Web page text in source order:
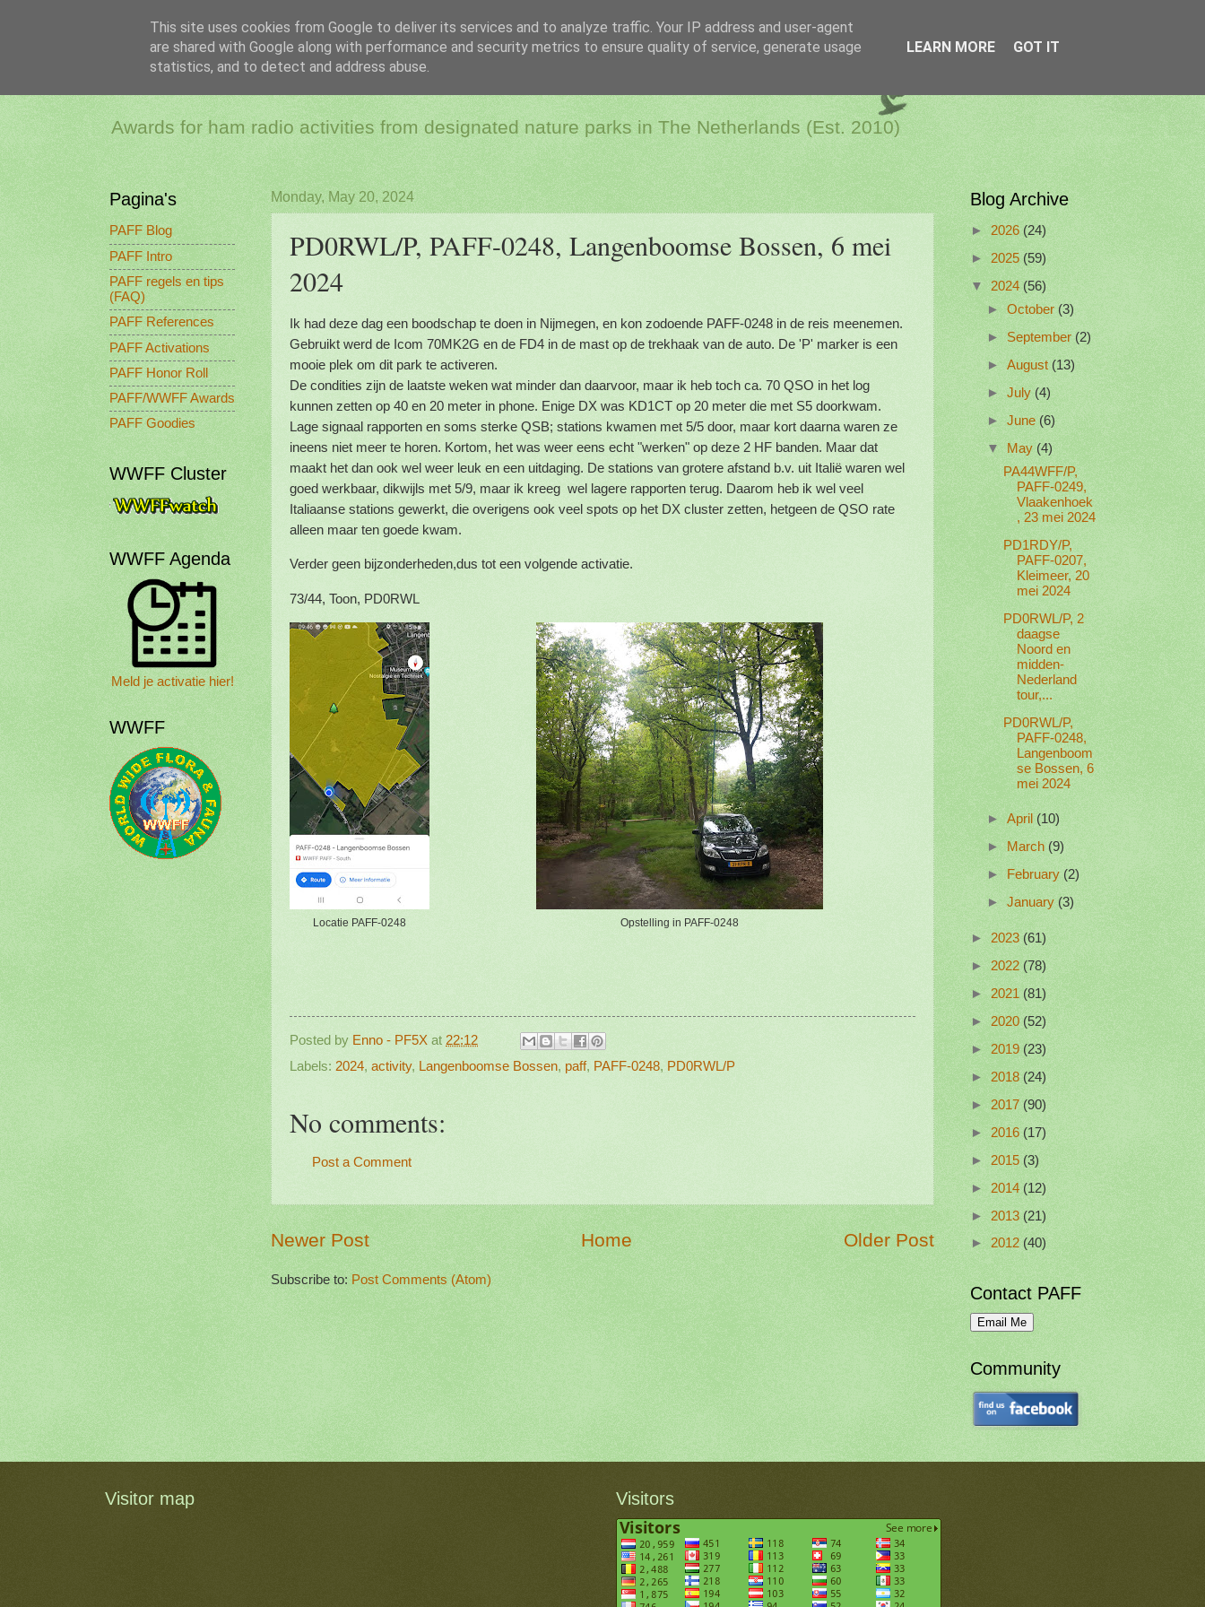
PAFF - Ham Radio & Flora and Fauna Netherlands
Awards for ham radio activities from designated nature parks in The Netherlands (Est. 2010)
Monday, May 20, 2024
PD0RWL/P, PAFF-0248, Langenboomse Bossen, 6 mei
2024
Ik had deze dag een boodschap te doen in Nijmegen, en kon zodoende PAFF-0248 in de reis meenemen.
Gebruikt werd de Icom 70MK2G en de FD4 in de mast op de trekhaak van de auto. De 'P' marker is een
mooie plek om dit park te activeren.
De condities zijn de laatste weken wat minder dan daarvoor, maar ik heb toch ca. 70 QSO in het log
kunnen zetten op 40 en 20 meter in phone. Enige DX was KD1CT op 20 meter die met S5 doorkwam.
Lage signaal rapporten en soms sterke QSB; stations kwamen met 5/5 door, maar kort daarna waren ze
ineens niet meer te horen. Kortom, het was weer eens echt "werken" op deze 2 HF banden. Maar dat
maakt het dan ook wel weer leuk en een uitdaging. De stations van grotere afstand b.v. uit Italië waren wel
goed werkbaar, dikwijls met 5/9, maar ik kreeg wel lagere rapporten terug. Daarom heb ik wel veel
Italiaanse stations gewerkt, die overigens ook veel spots op het DX cluster zetten, hetgeen de QSO rate
alleen maar ten goede kwam.
Verder geen bijzonderheden,dus tot een volgende activatie.
73/44, Toon, PD0RWL
Locatie PAFF-0248 Opstelling in PAFF-0248
Posted by Enno - PF5X at 22:12
Labels: 2024, activity, Langenboomse Bossen, paff, PAFF-0248, PD0RWL/P
No comments:
Post a Comment
Newer Post Older Post
Home
Subscribe to: Post Comments (Atom)
Pagina's
PAFF Blog
PAFF Intro
PAFF regels en tips
(FAQ)
PAFF References
PAFF Activations
PAFF Honor Roll
PAFF/WWFF Awards
PAFF Goodies
WWFF Cluster
WWFF Agenda
Meld je activatie hier!
WWFF
Blog Archive
► 2026 (24)
► 2025 (59)
▼ 2024 (56)
► October (3)
► September (2)
► August (13)
► July (4)
► June (6)
▼
May (4)
PA44WFF/P,
PAFF-0249,
Vlaakenhoek
, 23 mei 2024
PD1RDY/P,
PAFF-0207,
Kleimeer, 20
mei 2024
PD0RWL/P, 2
daagse
Noord en
midden-
Nederland
tour,...
PD0RWL/P,
PAFF-0248,
Langenboom
se Bossen, 6
mei 2024
► April (10)
►
March (9)
►
February (2)
► January (3)
► 2023 (61)
► 2022 (78)
► 2021 (81)
► 2020 (52)
► 2019 (23)
► 2018 (24)
► 2017 (90)
► 2016 (17)
► 2015 (3)
► 2014 (12)
► 2013 (21)
► 2012 (40)
Contact PAFF
Community
Visitor map Visitors
This site uses cookies from Google to deliver its services and to analyze traffic. Your IP address and user-agent
are shared with Google along with performance and security metrics to ensure quality of service, generate usage
statistics, and to detect and address abuse.
LEARN MORE GOT IT